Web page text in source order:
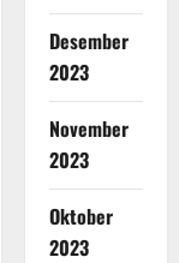
Desember
2023
November
2023
Oktober
2023